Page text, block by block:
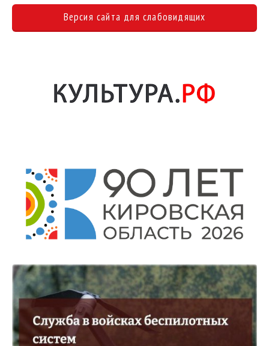
Версия сайта для слабовидящих